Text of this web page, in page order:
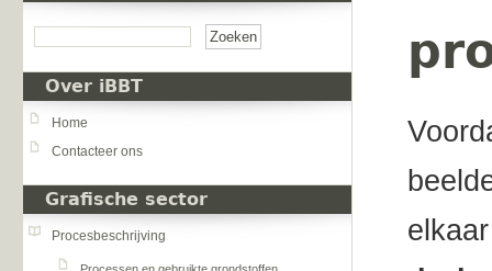
Over iBBT
Home
Contacteer ons
Grafische sector
Procesbeschrijving